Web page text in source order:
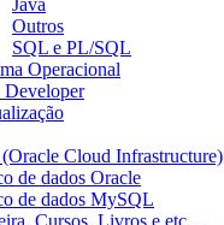
Java
Outros
SQL e PL/SQL
Operacional
Developer
Cloud Infrastructure)
de dados Oracle
de dados MySQL
Cursos, Livros e etc…